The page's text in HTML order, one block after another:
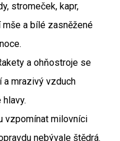
stromeček, kapr,
mše a bílé zasněžené
a ohňostroje se
a mrazivý vzduch
vzpomínat milovníci
nebývale štědrá.